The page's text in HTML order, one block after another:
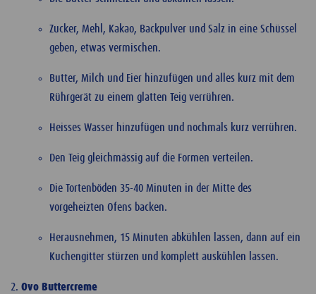
Zucker, Mehl, Kakao, Backpulver und Salz in eine Schüssel
geben, etwas vermischen.
Butter, Milch und Eier hinzufügen und alles kurz mit dem
Rührgerät zu einem glatten Teig verrühren.
Heisses Wasser hinzufügen und nochmals kurz verrühren.
Den Teig gleichmässig auf die Formen verteilen.
Die Tortenböden 35-40 Minuten in der Mitte des
vorgeheizten Ofens backen.
Herausnehmen, 15 Minuten abkühlen lassen, dann auf ein
Kuchengitter stürzen und komplett auskühlen lassen.
Ovo Buttercreme